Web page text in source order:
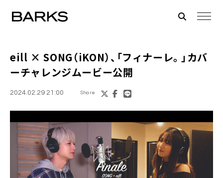
eill × SONG（iKON）、「フィナーレ。」カバ
ーチャレンジムービー公開
2024.02.29 21:00 Share